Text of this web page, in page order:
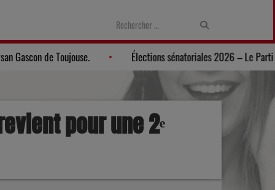
au Musée du Paysan Gascon de Toujouse. Élections
pour une 2ᵉ